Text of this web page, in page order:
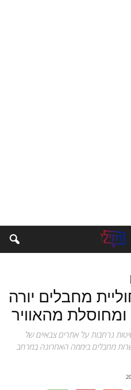
מחבלים יורה
ומחוסלת מהאוויר
בפשיטות נרחבות על אתרים צבאיים של
מחבלים ביממה האחרונה במרחב